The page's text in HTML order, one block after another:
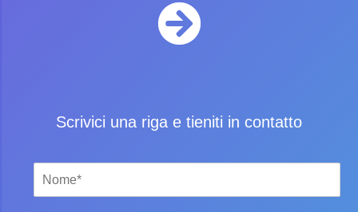
Scrivici una riga e tieniti in contatto